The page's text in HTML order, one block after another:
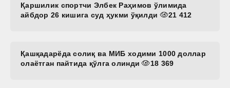
Қаршилик спортчи Элбек Раҳимов ўлимида
айбдор 26 кишига суд ҳукми ўқилди
21 412
Қашқадарёда солиқ ва МИБ ходими 1000 доллар
олаётган пайтида қўлга олинди
18 369